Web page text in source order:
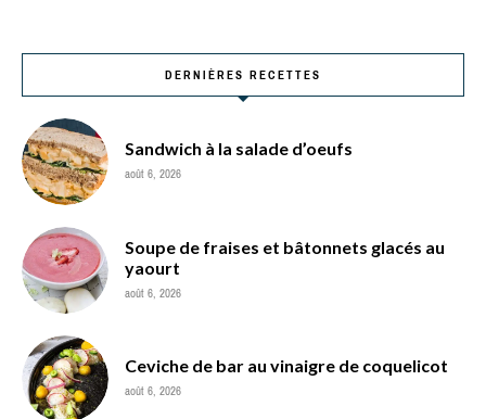
DERNIÈRES RECETTES
Sandwich à la salade d’oeufs
août 6, 2026
Soupe de fraises et bâtonnets glacés au
yaourt
août 6, 2026
Ceviche de bar au vinaigre de coquelicot
août 6, 2026